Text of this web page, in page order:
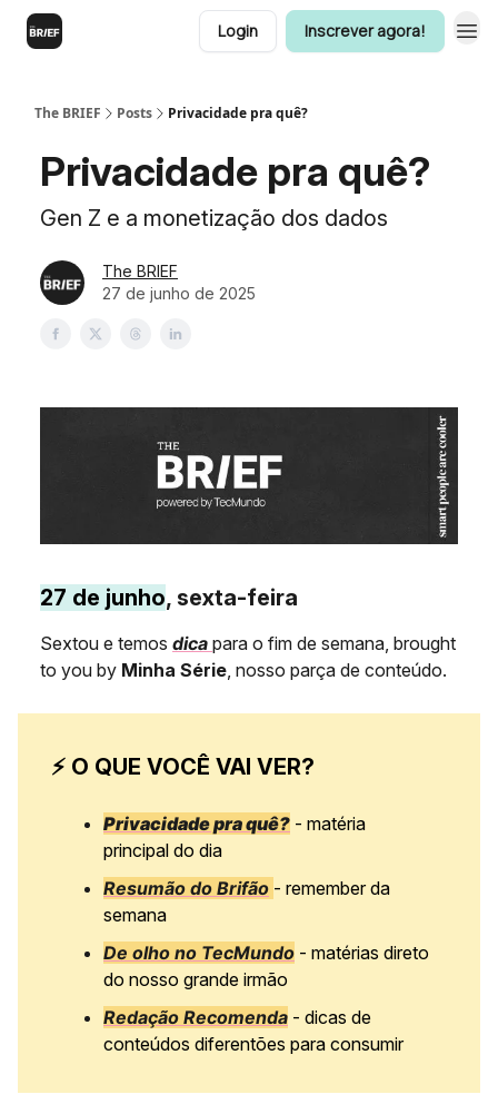
Login Inscrever agora!
The BRIEF Posts Privacidade pra quê?
Privacidade pra quê?
Gen Z e a monetização dos dados
The BRIEF
27 de junho de 2025
27 de junho, sexta-feira
Sextou e temos dica para o fim de semana, brought
to you by Minha Série, nosso parça de conteúdo.
⚡ O QUE VOCÊ VAI VER?
Privacidade pra quê? - matéria
principal do dia
Resumão do Brifão - remember da
semana
De olho no TecMundo - matérias direto
do nosso grande irmão
Redação Recomenda - dicas de
conteúdos diferentões para consumir